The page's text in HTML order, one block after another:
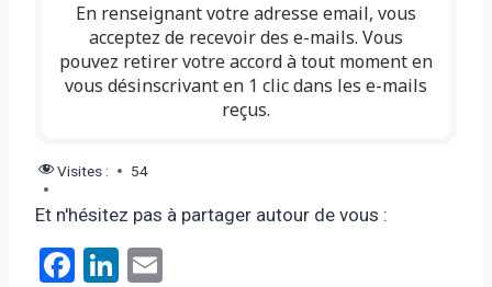
En renseignant votre adresse email, vous
acceptez de recevoir des e-mails. Vous
pouvez retirer votre accord à tout moment en
vous désinscrivant en 1 clic dans les e-mails
reçus.
Visites : 54
Et n'hésitez pas à partager autour de vous :
F
Li